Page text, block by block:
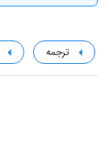
ترجمه